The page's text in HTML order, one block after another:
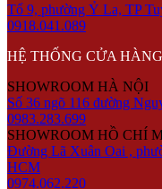
Tổ 9, phường Ỷ La, TP
0918.041.089
HỆ THỐNG CỬA HÀNG
SHOWROOM HÀ NỘI
Số 36 ngõ 116 đường
0983.283.699
SHOWROOM HỒ CHÍ
Đường Lã Xuân Oai ,
HCM
0974.062.220